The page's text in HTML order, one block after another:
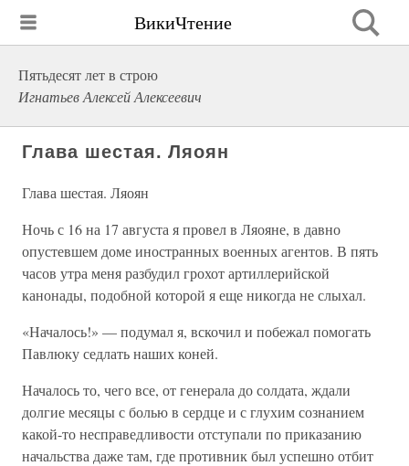
ВикиЧтение
Пятьдесят лет в строю
Игнатьев Алексей Алексеевич
Глава шестая. Ляоян
Глава шестая. Ляоян
Ночь с 16 на 17 августа я провел в Ляояне, в давно
опустевшем доме иностранных военных агентов. В пять
часов утра меня разбудил грохот артиллерийской
канонады, подобной которой я еще никогда не слыхал.
«Началось!» — подумал я, вскочил и побежал помогать
Павлюку седлать наших коней.
Началось то, чего все, от генерала до солдата, ждали
долгие месяцы с болью в сердце и с глухим сознанием
какой-то несправедливости отступали по приказанию
начальства даже там, где противник был успешно отбит